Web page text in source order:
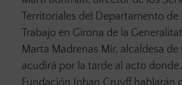
Territoriales del Departamento de
Trabajo en Girona de la
Marta Madrenas Mir, alcaldesa de
acudirá por la tarde al acto donde